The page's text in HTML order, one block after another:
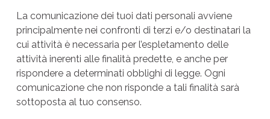
La comunicazione dei tuoi dati personali avviene
principalmente nei confronti di terzi e/o destinatari la
cui attività è necessaria per l’espletamento delle
attività inerenti alle finalità predette, e anche per
rispondere a determinati obblighi di legge. Ogni
comunicazione che non risponde a tali finalità sarà
sottoposta al tuo consenso.